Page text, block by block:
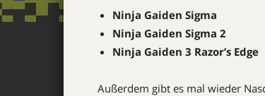
Ninja Gaiden Sigma
Ninja Gaiden Sigma 2
Ninja Gaiden 3 Razor’s Edge
Außerdem gibt es mal wieder